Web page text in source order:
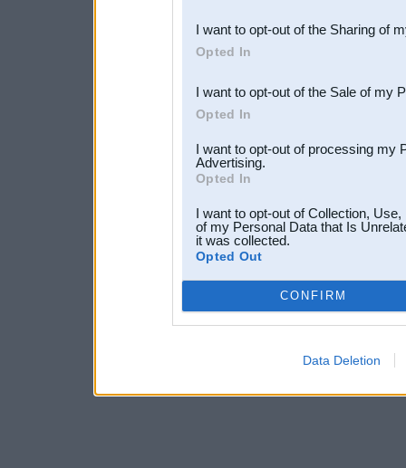
Downstream Participants
third parties.
I want to opt-out of the Sharing of
Opted In
I want to opt-out of the Sale of my
Opted In
I want to opt-out of processing my
Advertising.
Opted In
I want to opt-out of Collection,
of my Personal Data that Is
it was collected.
Opted Out
CONFIRM
Data Deletion